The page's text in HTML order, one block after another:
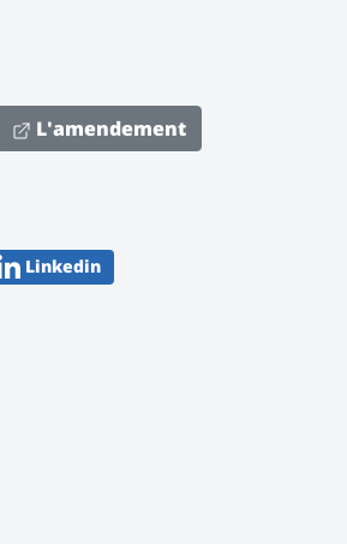
L'amendement
Linkedin